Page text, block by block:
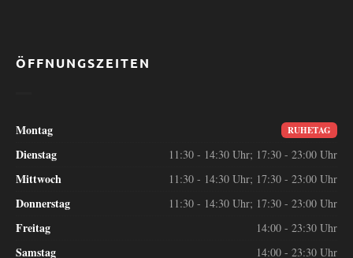
ÖFFNUNGSZEITEN
Montag RUHETAG
Dienstag 11:30 - 14:30 Uhr; 17:30 - 23:00 Uhr
Mittwoch 11:30 - 14:30 Uhr; 17:30 - 23:00 Uhr
Donnerstag 11:30 - 14:30 Uhr; 17:30 - 23:00 Uhr
Freitag 14:00 - 23:30 Uhr
Samstag 14:00 - 23:30 Uhr